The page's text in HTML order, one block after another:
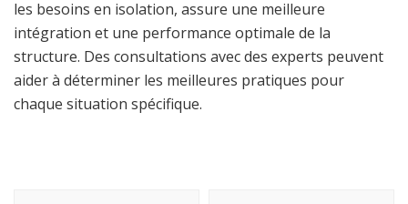
les besoins en isolation, assure une meilleure
intégration et une performance optimale de la
structure. Des consultations avec des experts peuvent
aider à déterminer les meilleures pratiques pour
chaque situation spécifique.